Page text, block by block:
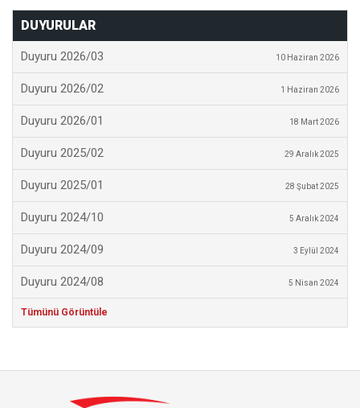
DUYURULAR
Duyuru 2026/03 10 Haziran 2026
Duyuru 2026/02 1 Haziran 2026
Duyuru 2026/01 18 Mart 2026
Duyuru 2025/02 29 Aralık 2025
Duyuru 2025/01 28 Şubat 2025
Duyuru 2024/10 5 Aralık 2024
Duyuru 2024/09 3 Eylül 2024
Duyuru 2024/08 5 Nisan 2024
Tümünü Görüntüle